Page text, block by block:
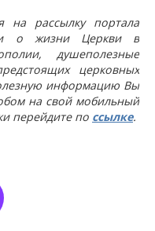
на рассылку портала
о жизни Церкви в
душеполезные
церковных
информацию Вы
на свой мобильный
перейдите по ссылке.